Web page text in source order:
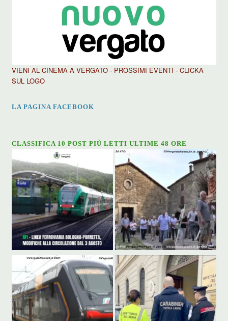
VIENI AL CINEMA A VERGATO - PROSSIMI EVENTI - CLICKA
SUL LOGO
LA PAGINA FACEBOOK
CLASSIFICA 10 POST PIÙ LETTI ULTIME 48 ORE